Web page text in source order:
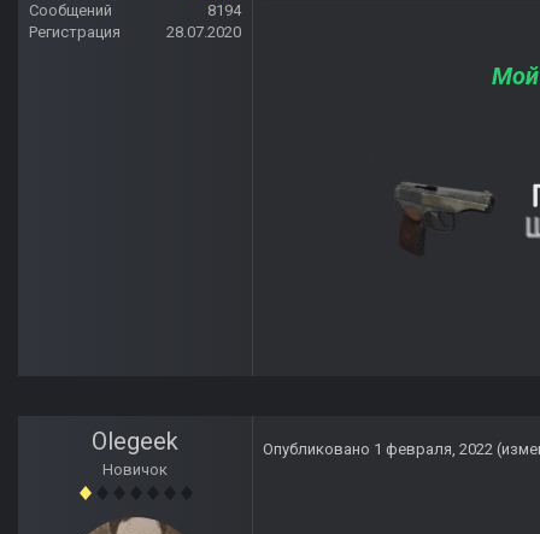
Сообщений
8194
Регистрация
28.07.2020
Olegeek
Новичок
Опубликовано 1 февраля, 2022